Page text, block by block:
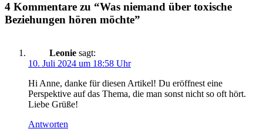
4 Kommentare zu “Was niemand über toxische
Beziehungen hören möchte”
Leonie sagt:
10. Juli 2024 um 18:58 Uhr
Hi Anne, danke für diesen Artikel! Du eröffnest eine
Perspektive auf das Thema, die man sonst nicht so oft hört.
Liebe Grüße!
Antworten